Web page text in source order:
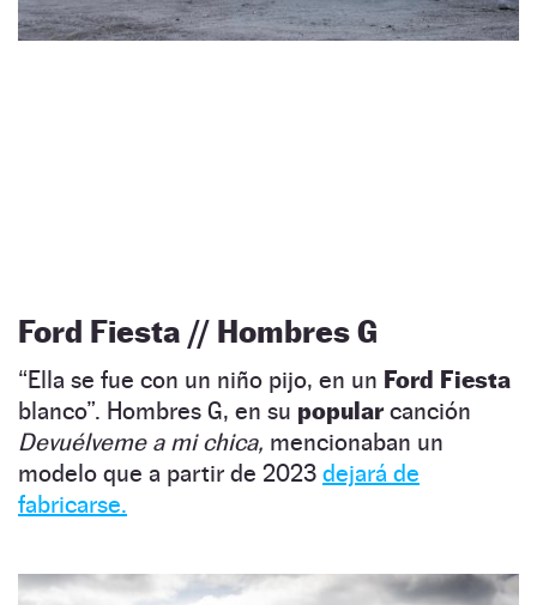
Ford Fiesta // Hombres G
“Ella se fue con un niño pijo, en un Ford Fiesta
blanco”. Hombres G, en su popularcanción
Devuélveme a mi chica, mencionaban un
modelo que a partir de 2023 dejará de
fabricarse.